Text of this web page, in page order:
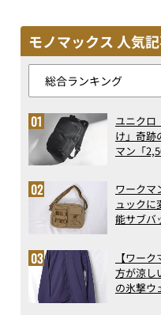
モノマックス 人気
ユニクロ
け」奇跡
マン「
ト3】（
ワークマ
ュックに
能サブバ
記事ラン
（2026
【ワー
方が涼し
の氷撃ウ